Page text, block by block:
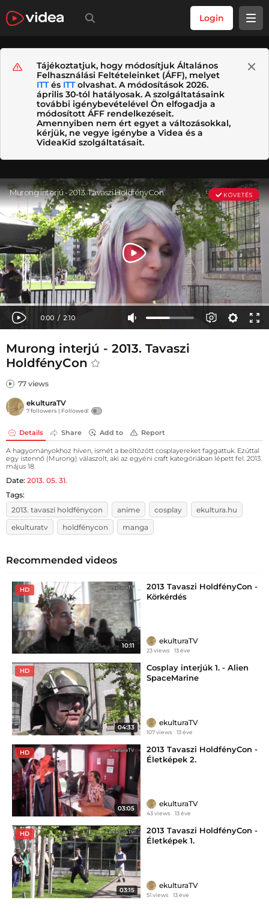
Login
Tájékoztatjuk, hogy módosítjuk Általános
Felhasználási Feltételeinket (ÁFF), melyet
ITTés ITTolvashat. A módosítások 2026.
április 30-tól hatályosak. A szolgáltatásaink
további igénybevételével Ön elfogadja a
módosított ÁFF rendelkezéseit.
Amennyiben nem ért egyet a változásokkal,
kérjük, ne vegye igénybe a Videa és a
VideaKid szolgáltatásait.
Murong interjú - 2013. Tavaszi
HoldfényCon
77 views
ekulturaTV
7 followers | Followed:
Details Share Add to Report
A hagyományokhoz híven, ismét a beöltözött cosplayereket faggattuk. Ezúttal
egy istennő (Murong) válaszolt, aki az egyéni craft kategóriában lépett fel. 2013.
május 18.
Date: 2013. 05. 31.
Tags:
2013. tavaszi holdfénycon
anime cosplay
ekultura.hu
ekulturatv
holdfénycon manga
Recommended videos
HD
10:11
2013 Tavaszi HoldfényCon -
Körkérdés
ekulturaTV
23 views 13 éve
HD
04:33
Cosplay interjúk 1. - Alien
SpaceMarine
ekulturaTV
107 views 13 éve
HD
03:05
2013 Tavaszi HoldfényCon -
Életképek 2.
ekulturaTV
43 views 13 éve
HD
03:15
2013 Tavaszi HoldfényCon -
Életképek 1.
ekulturaTV
51 views 13 éve